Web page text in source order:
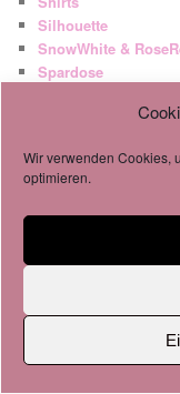
Wir verwenden Cookies,
optimieren.
Silhouette
SnowWhite &
Spardose
Stoffe
Strass
Sublimation